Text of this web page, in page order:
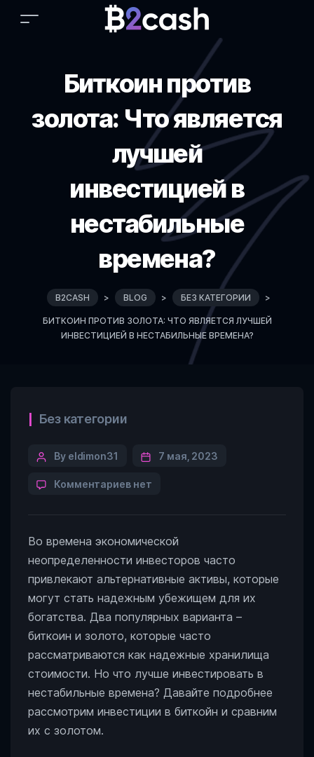
Биткоин против
золота: Что является
лучшей
инвестицией в
нестабильные
времена?
B2CASH > BLOG > БЕЗ КАТЕГОРИИ >
БИТКОИН ПРОТИВ ЗОЛОТА: ЧТО ЯВЛЯЕТСЯ ЛУЧШЕЙ
ИНВЕСТИЦИЕЙ В НЕСТАБИЛЬНЫЕ ВРЕМЕНА?
Categories
Без категории
PostBy eldimon31 7 мая, 2023
Комментариев к
золота:
Что
лучшей
инвестицией
в
времена?
нет
Во времена экономической
неопределенности инвесторов часто
привлекают альтернативные активы, которые
могут стать надежным убежищем для их
богатства. Два популярных варианта –
биткоин и золото, которые часто
рассматриваются как надежные хранилища
стоимости. Но что лучше инвестировать в
нестабильные времена? Давайте подробнее
рассмотрим инвестиции в биткойн и сравним
их с золотом.